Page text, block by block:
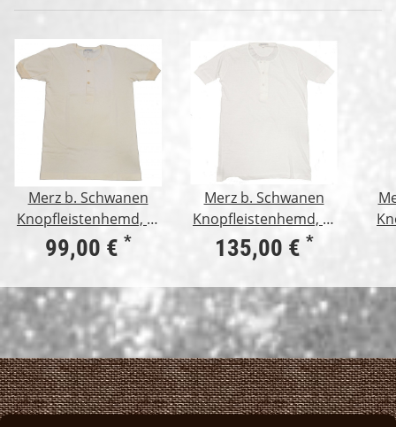
Merz b. Schwanen
Knopfleistenhemd, 2-
fädig, 1/4 Arm, natur
99,00 € *
Merz b. Schwanen
Knopfleistenhemd, 1-
fädig, 1/4 Arm, weiß
135,00 € *